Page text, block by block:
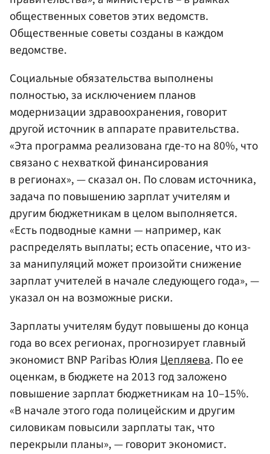
общественных советов этих ведомств.
Общественные советы созданы в каждом
ведомстве.
Социальные обязательства выполнены
полностью, за исключением планов
модернизации здравоохранения, говорит
другой источник в аппарате правительства.
«Эта программа реализована где-то на 80%, что
связано с нехваткой финансирования
в регионах», — сказал он. По словам источника,
задача по повышению зарплат учителям и
другим бюджетникам в целом выполняется.
«Есть подводные камни — например, как
распределять выплаты; есть опасение, что из-
за манипуляций может произойти снижение
зарплат учителей в начале следующего года», —
указал он на возможные риски.
Зарплаты учителям будут повышены до конца
года во всех регионах, прогнозирует главный
экономист BNP Paribas ЮлияЦепляева. По ее
оценкам, в бюджете на 2013 год заложено
повышение зарплат бюджетникам на 10–15%.
«В начале этого года полицейским и другим
силовикам повысили зарплаты так, что
перекрыли планы», — говорит экономист.